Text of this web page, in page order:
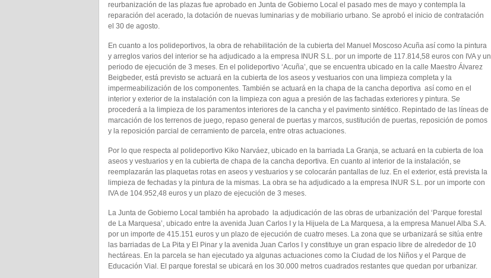
reurbanización de las plazas fue aprobado en Junta de Gobierno Local el pasado mes de mayo y contempla la
reparación del acerado, la dotación de nuevas luminarias y de mobiliario urbano. Se aprobó el inicio de contratación
el 30 de agosto.
En cuanto a los polideportivos, la obra de rehabilitación de la cubierta del Manuel Moscoso Acuña así como la pintura
y arreglos varios del interior se ha adjudicado a la empresa INUR S.L. por un importe de 117.814,58 euros con IVA y un
periodo de ejecución de 3 meses. En el polideportivo ‘Acuña’, que se encuentra ubicado en la calle Maestro Álvarez
Beigbeder, está previsto se actuará en la cubierta de los aseos y vestuarios con una limpieza completa y la
impermeabilización de los componentes. También se actuará en la chapa de la cancha deportiva así como en el
interior y exterior de la instalación con la limpieza con agua a presión de las fachadas exteriores y pintura. Se
procederá a la limpieza de los paramentos interiores de la cancha y el pavimento sintético. Repintado de las líneas de
marcación de los terrenos de juego, repaso general de puertas y marcos, sustitución de puertas, reposición de pomos
y la reposición parcial de cerramiento de parcela, entre otras actuaciones.
Por lo que respecta al polideportivo Kiko Narváez, ubicado en la barriada La Granja, se actuará en la cubierta de loa
aseos y vestuarios y en la cubierta de chapa de la cancha deportiva. En cuanto al interior de la instalación, se
reemplazarán las plaquetas rotas en aseos y vestuarios y se colocarán pantallas de luz. En el exterior, está prevista la
limpieza de fechadas y la pintura de la mismas. La obra se ha adjudicado a la empresa INUR S.L. por un importe con
IVA de 104.952,48 euros y un plazo de ejecución de 3 meses.
La Junta de Gobierno Local también ha aprobado la adjudicación de las obras de urbanización del ‘Parque forestal
de La Marquesa’, ubicado entre la avenida Juan Carlos I y la Hijuela de La Marquesa, a la empresa Manuel Alba S.A.
por un importe de 415.151 euros y un plazo de ejecución de cuatro meses. La zona que se urbanizará se sitúa entre
las barriadas de La Pita y El Pinar y la avenida Juan Carlos I y constituye un gran espacio libre de alrededor de 10
hectáreas. En la parcela se han ejecutado ya algunas actuaciones como la Ciudad de los Niños y el Parque de
Educación Vial. El parque forestal se ubicará en los 30.000 metros cuadrados restantes que quedan por urbanizar.